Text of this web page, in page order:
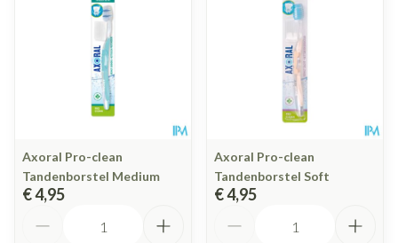
Axoral Pro-clean
Tandenborstel Medium
€ 4,95
Axoral Pro-clean
Tandenborstel Soft
€ 4,95